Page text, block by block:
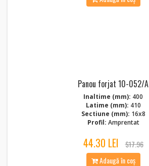
Panou forjat 10-052/A
Inaltime (mm): 400
Latime (mm): 410
Sectiune (mm): 16x8
Profil: Amprentat
44.30 LEI
$17.96
Adaugă în coș